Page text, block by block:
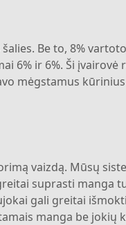
Be to, 8%
6% ir 6%. Ši
mėgstamus
vaizdą. Mūsų
suprasti manga
gali greitai
manga be jokių